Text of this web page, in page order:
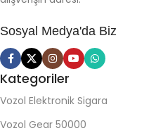
Sosyal Medya'da Biz
Kategoriler
Vozol Elektronik Sigara
Vozol Gear 50000